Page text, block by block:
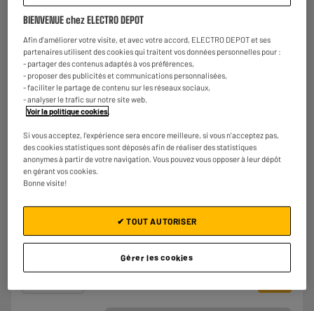
★★★★★
★★★★★
4.5/5(118)
Puissance : 2200 W
Nombre de vitesses : 3
Niveau Sonore (dB) : 62
99€98
Puissance : 2000 W
Niveau Sonore (dB) :
98
BIENVENUE chez ELECTRO DEPOT
Afin d'améliorer votre visite, et avec votre accord, ELECTRO DEPOT et ses
partenaires utilisent des cookies qui traitent vos données personnelles pour :
- partager des contenus adaptés à vos préférences,
- proposer des publicités et communications personnalisées,
- faciliter le partage de contenu sur les réseaux sociaux,
- analyser le trafic sur notre site web.
Voir la politique cookies.
Si vous acceptez, l'expérience sera encore meilleure, si vous n'acceptez pas,
des cookies statistiques sont déposés afin de réaliser des statistiques
anonymes à partir de votre navigation. Vous pouvez vous opposer à leur dépôt
en gérant vos cookies.
Bonne visite!
Gérer les cookies
✔ TOUT AUTORISER